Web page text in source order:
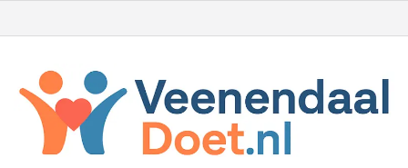
naar
inhoud